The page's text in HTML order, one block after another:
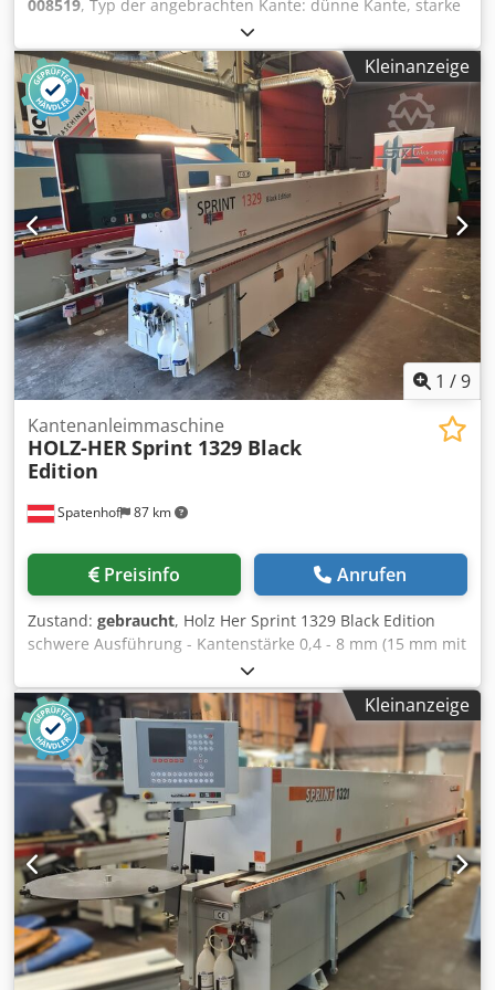
geliefert. Der Käufer hat das Recht, die Ware vor der
Abholung zu inspizieren, und übernimmt die
Verantwortung für die Installation, die Sicherung und die
Nutzung der Maschine am Bestimmungsort. Externe
Referenz: 6527
008519, Typ der angebrachten Kante: dünne Kante, starke
Kante Klebesystem: PUR, Laser Fügefräsen: ja
Multifunktionsaggregat: ja Djdszruytepfx Aqwokr
Oberfräsaggregat: ja Max. Vortriebsgeschwindigkeit: 40
m/min Maximale Plattendicke: 60 mm Arbeitsaggregate: 12
nr
Kleinanzeige
1 /9
Spatenhof 87 km
Kantenanleimmaschine
HOLZ-HERSprint 1329 Black
Edition
Preisinfo Anrufen
Zustand: gebraucht, Holz Her Sprint 1329 Black Edition
schwere Ausführung - Kantenstärke 0,4 - 8 mm (15 mm mit
Werkzeugwechsel) 18,5" Touchscreen Steuerung, Power-
PC-Farbbildschirm motorische, positioniergesteuerte
Brücken-Höhenverstellung Vorfräsaggregat zum Anfügen
vor der Verleimstation autom. Einlauflineal 1350 mm MOT
Kantenmagazin vollautomatisch für Rollen- und
Streifenware MOT Klebeauftragsstation GLU-JET Patronen -
Granu + PU-Verleimung, Dünnfilmtechnologie Kantenhöhe
max. 60 mm Leimhöhenverstellung / Tast-Düse
Hochglanzpaket Druckwerk 1913 mot. motorisch-
pneumatisch NC-Servoachse Kappaggregat für Rollen- und
Streifenware bis 15 mm Kantenstärke mit elektro-
pneumatischer Umstellung von 0-10° schräge der
Kappsägen Dkedpfxozdzlme Aqwer
Multifunktionsfräsaggregat MOT 6 - NC-Steuerachsen:
Kleinanzeige